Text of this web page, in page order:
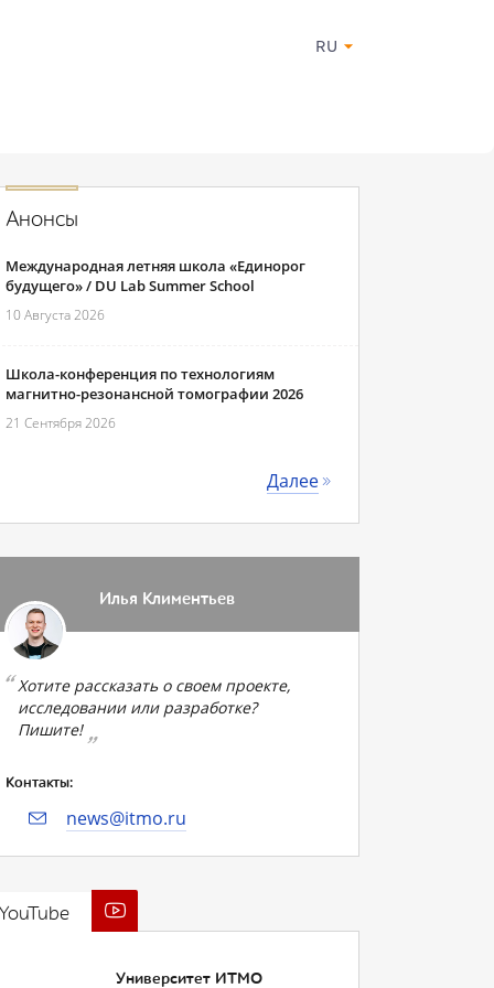
RU
Анонсы
Международная летняя школа «Единорог
будущего» / DU Lab Summer School
10 Августа 2026
Школа-конференция по технологиям
магнитно-резонансной томографии 2026
21 Сентября 2026
Далее
Илья Климентьев
Хотите рассказать о своем проекте,
исследовании или разработке?
Пишите!
Контакты:
news@itmo.ru
Университет ИТМО